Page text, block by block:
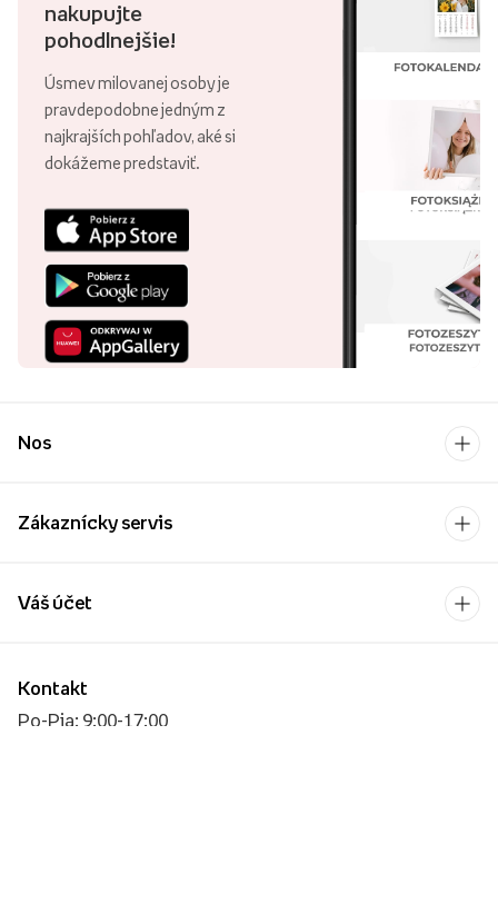
nakupujte
pohodlnejšie!
Úsmev milovanej osoby je
pravdepodobne jedným z
najkrajších pohľadov, aké si
dokážeme predstaviť.
Nos
Zákaznícky servis
Kontakt
Po-Pia: 9:00-17:00
Váš účet